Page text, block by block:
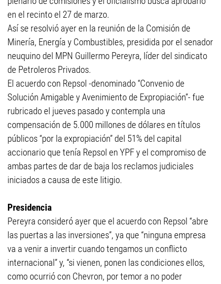
en el recinto el 27 de marzo.
Así se resolvió ayer en la reunión de la Comisión de
Minería, Energía y Combustibles, presidida por el senador
neuquino del MPN Guillermo Pereyra, líder del sindicato
de Petroleros Privados.
El acuerdo con Repsol -denominado “Convenio de
Solución Amigable y Avenimiento de Expropiación”- fue
rubricado el jueves pasado y contempla una
compensación de 5.000 millones de dólares en tí­tulos
públicos “por la expropiación” del 51% del capital
accionario que tení­a Repsol en YPF y el compromiso de
ambas partes de dar de baja los reclamos judiciales
iniciados a causa de este litigio.
Presidencia
Pereyra consideró ayer que el acuerdo con Repsol “abre
las puertas a las inversiones”, ya que “ninguna empresa
va a venir a invertir cuando tengamos un conflicto
internacional” y, “si vienen, ponen las condiciones ellos,
como ocurrió con Chevron, por temor a no poder